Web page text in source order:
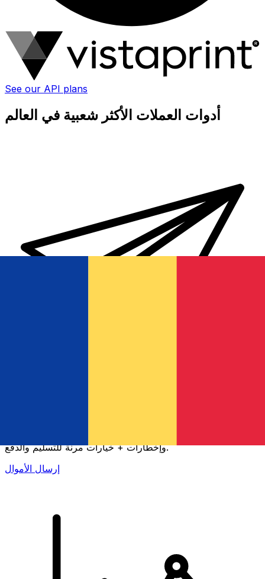
See our API plans
أدوات العملات الأكثر شعبية في العالم
وإخطارات + خيارات مرنة للتسليم والدفع.
إرسال الأموال